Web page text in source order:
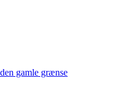
gamle grænse